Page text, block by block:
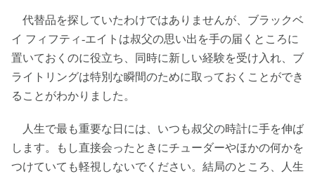
代替品を探していたわけではありませんが、ブラックベ
イ フィフティ-エイトは叔父の思い出を手の届くところに
置いておくのに役立ち、同時に新しい経験を受け入れ、ブ
ライトリングは特別な瞬間のために取っておくことができ
ることがわかりました。
人生で最も重要な日には、いつも叔父の時計に手を伸ば
します。もし直接会ったときにチューダーやほかの何かを
つけていても軽視しないでください。結局のところ、人生